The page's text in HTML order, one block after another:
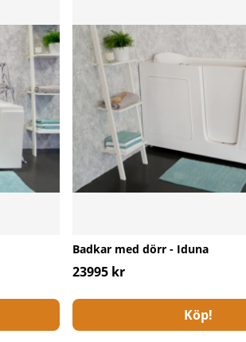
Badkar med dörr - Iduna
23995 kr
Köp!